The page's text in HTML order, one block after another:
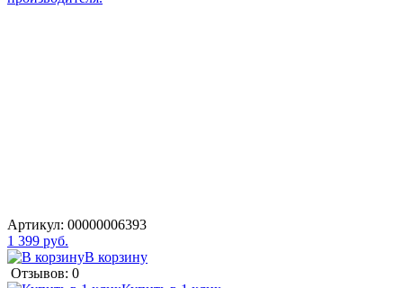
Артикул: 00000006393
1 399 руб.
В корзину
Отзывов: 0